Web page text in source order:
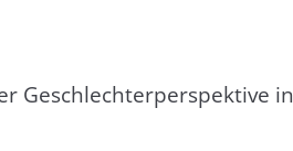
Geschlechterperspektive in